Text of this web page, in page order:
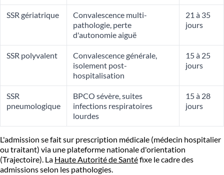
SSR gériatrique
Convalescence multi-
pathologie, perte
d'autonomie aiguë
21 à 35
jours
SSR polyvalent
Convalescence générale,
isolement post-
hospitalisation
15 à 25
jours
SSR
pneumologique
BPCO sévère, suites
infections respiratoires
lourdes
15 à 28
jours
L'admission se fait sur prescription médicale (médecin hospitalier
ou traitant) via une plateforme nationale d'orientation
(Trajectoire). La Haute Autorité de Santéfixe le cadre des
admissions selon les pathologies.